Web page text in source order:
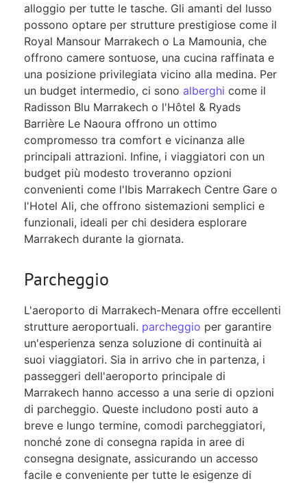
alloggio per tutte le tasche. Gli amanti del lusso
possono optare per strutture prestigiose come il
Royal Mansour Marrakech o La Mamounia, che
offrono camere sontuose, una cucina raffinata e
una posizione privilegiata vicino alla medina. Per
un budget intermedio, ci sono alberghi come il
Radisson Blu Marrakech o l'Hôtel & Ryads
Barrière Le Naoura offrono un ottimo
compromesso tra comfort e vicinanza alle
principali attrazioni. Infine, i viaggiatori con un
budget più modesto troveranno opzioni
convenienti come l'Ibis Marrakech Centre Gare o
l'Hotel Ali, che offrono sistemazioni semplici e
funzionali, ideali per chi desidera esplorare
Marrakech durante la giornata.
Parcheggio
L'aeroporto di Marrakech-Menara offre eccellenti
strutture aeroportuali. parcheggio per garantire
un'esperienza senza soluzione di continuità ai
suoi viaggiatori. Sia in arrivo che in partenza, i
passeggeri dell'aeroporto principale di
Marrakech hanno accesso a una serie di opzioni
di parcheggio. Queste includono posti auto a
breve e lungo termine, comodi parcheggiatori,
nonché zone di consegna rapida in aree di
consegna designate, assicurando un accesso
facile e conveniente per tutte le esigenze di